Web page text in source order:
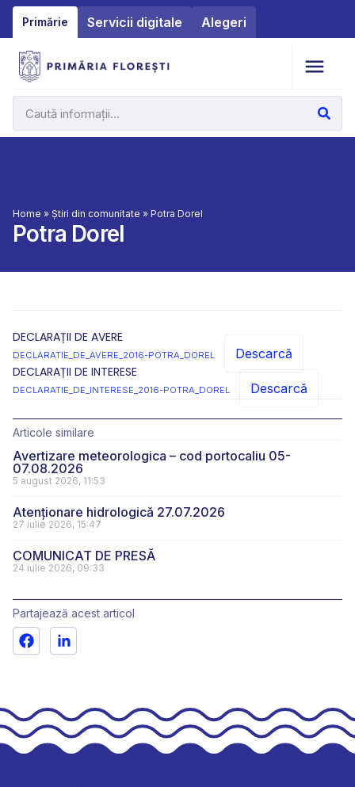
Primărie Servicii digitale Alegeri
Home » Știri din comunitate » Potra Dorel
Potra Dorel
DECLARAȚII DE AVERE
DECLARATIE_DE_AVERE_2016-POTRA_DOREL
Descarcă
DECLARAȚII DE INTERESE
DECLARATIE_DE_INTERESE_2016-POTRA_DOREL Descarcă
Articole similare
Avertizare meteorologica – cod portocaliu 05-
07.08.2026
5 august 2026, 11:53
Atenționare hidrologică 27.07.2026
27 iulie 2026, 15:47
COMUNICAT DE PRESĂ
24 iulie 2026, 09:33
Partajează acest articol